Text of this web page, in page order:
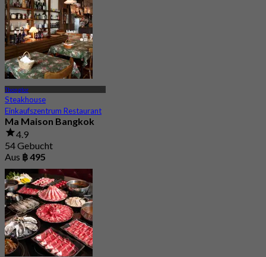
Thonglor
Steakhouse
Einkaufszentrum Restaurant
Ma Maison Bangkok
4.9
54 Gebucht
Aus ฿ 495